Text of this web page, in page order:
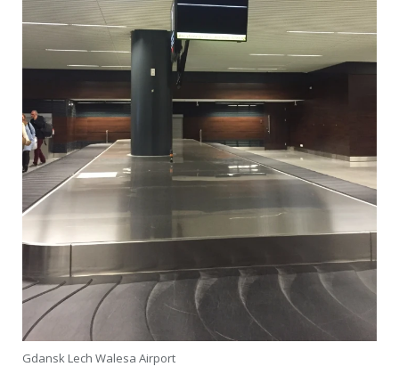
Gdansk Lech Walesa Airport